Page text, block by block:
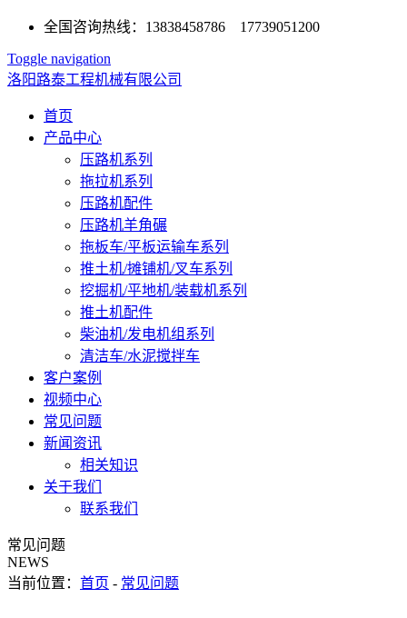
全国咨询热线：13838458786 17739051200
Toggle navigation
洛阳路泰工程机械有限公司
首页
产品中心
压路机系列
拖拉机系列
压路机配件
压路机羊角碾
拖板车/平板运输车系列
推土机/摊铺机/叉车系列
挖掘机/平地机/装载机系列
推土机配件
柴油机/发电机组系列
清洁车/水泥搅拌车
客户案例
视频中心
常见问题
新闻资讯
相关知识
关于我们
联系我们
常见问题
NEWS
当前位置： 首页 - 常见问题